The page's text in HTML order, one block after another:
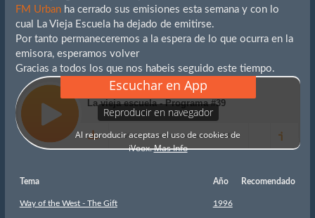
FM Urbanha cerrado sus emisiones esta semana y con lo
cual La Vieja Escuela ha dejado de emitirse.
Por tanto permaneceremos a la espera de lo que ocurra en la
emisora, esperamos volver
Gracias a todos los que nos habeis seguido este tiempo.
Tema Año Recomendado
Way of the West - The Gift 1996